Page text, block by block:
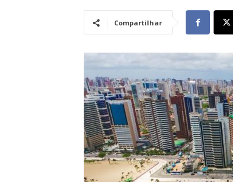
Compartilhar